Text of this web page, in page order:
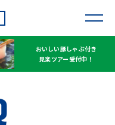
おいしい豚しゃぶ付き
見楽ツアー受付中！